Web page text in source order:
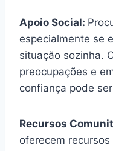
Apoio Social:
especialmente se
situação sozinha.
preocupações e
confiança pode
Recursos
oferecem